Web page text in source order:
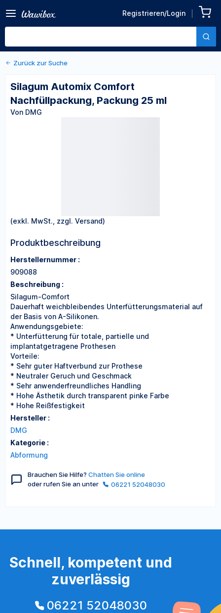
Registrieren/Login
Nachfüllpackung, Packung
25 ml
Von DMG
Zurück zu den Produktdetails
Zurück zur Suche
Silagum Automix Comfort
Nachfüllpackung, Packung 25 ml
Von DMG
(exkl. MwSt., zzgl. Versand)
Produktbeschreibung
Herstellernummer :
909088
Beschreibung :
Silagum-Comfort
Dauerhaft weichbleibendes Unterfütterungsmaterial auf
der Basis von A-Silikonen.
Anwendungsgebiete:
* Unterfütterung für totale, partielle und
implantatgetragene Prothesen
Vorteile:
* Sehr guter Haftverbund zur Prothese
* Neutraler Geruch und Geschmack
* Sehr anwenderfreundliches Handling
* Hohe Ästhetik durch transparent pinke Farbe
* Hohe Reißfestigkeit
Hersteller :
DMG
Kategorie :
Abformung
Brauchen Sie Hilfe? Chatten Sie online
oder rufen Sie an unter
06221 52048030
Schnell, kompetent und
zuverlässig
06221 52048030